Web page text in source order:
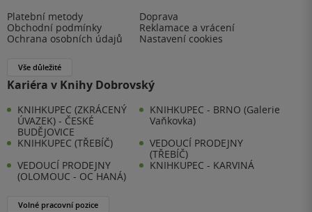
Platební metody
Doprava
Obchodní podmínky
Reklamace a vrácení
Ochrana osobních údajů
Nastavení cookies
Vše důležité
Kariéra v Knihy Dobrovský
KNIHKUPEC (ZKRÁCENÝ
ÚVAZEK) - ČESKÉ
BUDĚJOVICE
KNIHKUPEC - BRNO (Galerie
Vaňkovka)
KNIHKUPEC (TŘEBÍČ)
VEDOUCÍ PRODEJNY
(TŘEBÍČ)
VEDOUCÍ PRODEJNY
(OLOMOUC - OC HANÁ)
KNIHKUPEC - KARVINÁ
Volné pracovní pozice